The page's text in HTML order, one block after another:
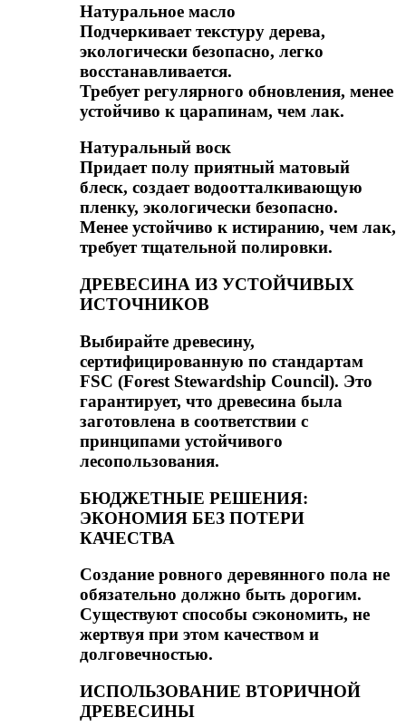
Натуральное масло
Подчеркивает текстуру дерева,
экологически безопасно, легко
восстанавливается.
Требует регулярного обновления, менее
устойчиво к царапинам, чем лак.
Натуральный воск
Придает полу приятный матовый
блеск, создает водоотталкивающую
пленку, экологически безопасно.
Менее устойчиво к истиранию, чем лак,
требует тщательной полировки.
ДРЕВЕСИНА ИЗ УСТОЙЧИВЫХ
ИСТОЧНИКОВ
Выбирайте древесину,
сертифицированную по стандартам
FSC (Forest Stewardship Council). Это
гарантирует, что древесина была
заготовлена в соответствии с
принципами устойчивого
лесопользования.
БЮДЖЕТНЫЕ РЕШЕНИЯ:
ЭКОНОМИЯ БЕЗ ПОТЕРИ
КАЧЕСТВА
Создание ровного деревянного пола не
обязательно должно быть дорогим.
Существуют способы сэкономить, не
жертвуя при этом качеством и
долговечностью.
ИСПОЛЬЗОВАНИЕ ВТОРИЧНОЙ
ДРЕВЕСИНЫ